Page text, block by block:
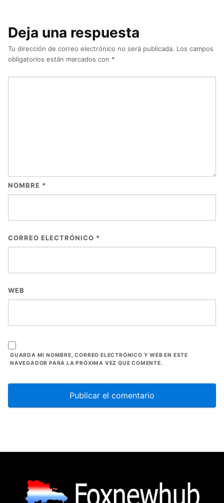
Deja una respuesta
Tu dirección de correo electrónico no será publicada. Los campos
obligatorios están marcados con *
NOMBRE *
CORREO ELECTRÓNICO *
WEB
GUARDA MI NOMBRE, CORREO ELECTRÓNICO Y WEB EN ESTE
NAVEGADOR PARA LA PRÓXIMA VEZ QUE COMENTE.